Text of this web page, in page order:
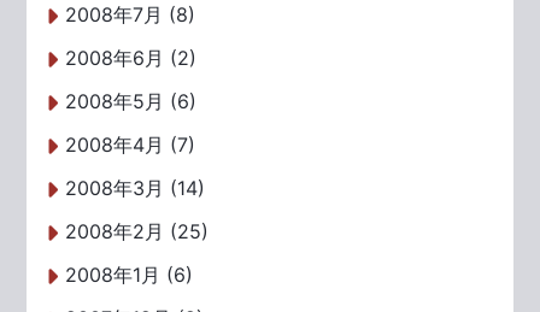
2008年7月 (8)
2008年6月 (2)
2008年5月 (6)
2008年4月 (7)
2008年3月 (14)
2008年2月 (25)
2008年1月 (6)